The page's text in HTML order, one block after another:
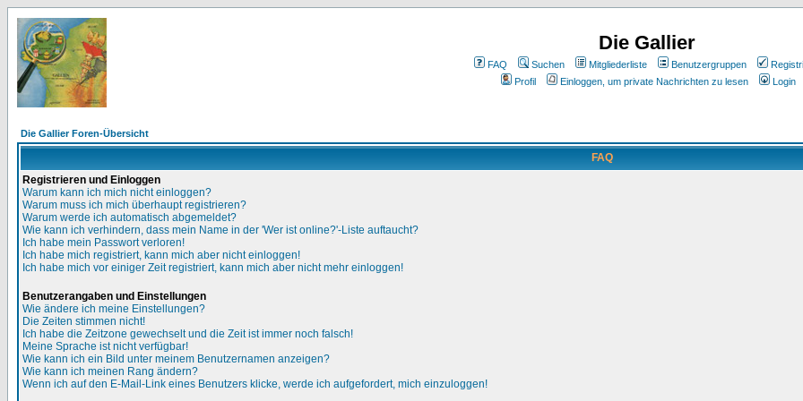
Die Gallier
FAQ Suchen Mitgliederliste Benutzergruppen
Profil
Einloggen, um private Nachrichten zu lesen Login
Die Gallier Foren-Übersicht
FAQ
Registrieren und Einloggen
Warum kann ich mich nicht einloggen?
Warum muss ich mich überhaupt registrieren?
Warum werde ich automatisch abgemeldet?
Wie kann ich verhindern, dass mein Name in der 'Wer ist online?'-Liste auftaucht?
Ich habe mein Passwort verloren!
Ich habe mich registriert, kann mich aber nicht einloggen!
Ich habe mich vor einiger Zeit registriert, kann mich aber nicht mehr einloggen!
Benutzerangaben und Einstellungen
Wie ändere ich meine Einstellungen?
Die Zeiten stimmen nicht!
Ich habe die Zeitzone gewechselt und die Zeit ist immer noch falsch!
Meine Sprache ist nicht verfügbar!
Wie kann ich ein Bild unter meinem Benutzernamen anzeigen?
Wie kann ich meinen Rang ändern?
Wenn ich auf den E-Mail-Link eines Benutzers klicke, werde ich aufgefordert, mich einzuloggen!